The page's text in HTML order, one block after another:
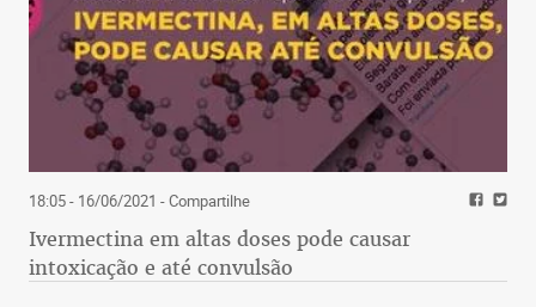
18:05 - 16/06/2021 - Compartilhe
Ivermectina em altas doses pode causar
intoxicação e até convulsão